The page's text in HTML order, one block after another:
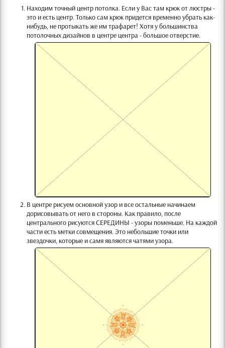
Находим точный центр потолка. Если у Вас там крюк от люстры -
это и есть центр. Только сам крюк придется временно убрать как-
нибудь, не протыкать же им трафарет! Хотя у большинства
потолочных дизайнов в центре центра - большое отверстие.
В центре рисуем основной узор и все остальные начинаем
дорисовывать от него в стороны. Как правило, после
центрального рисуются СЕРЕДИНЫ - узоры поменьше. На каждой
части есть метки совмещения. Это небольшие точки или
звездочки, которые и самя являются чатями узора.